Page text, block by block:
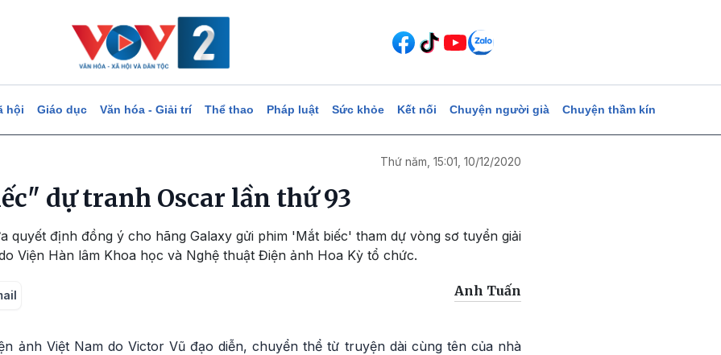
hội Giáo dục Văn hóa - Giải trí Thể thao Pháp luật Sức khỏe Kết nối Chuyện người già Chuyện thầm kín
Thứ năm, 15:01, 10/12/2020
dự tranh Oscar lần thứ 93
quyết định đồng ý cho hãng Galaxy gửi phim 'Mắt biếc' tham dự vòng sơ tuyển giải
Viện Hàn lâm Khoa học và Nghệ thuật Điện ảnh Hoa Kỳ tổ chức.
Anh Tuấn
ảnh Việt Nam do Victor Vũ đạo diễn, chuyển thể từ truyện dài cùng tên của nhà